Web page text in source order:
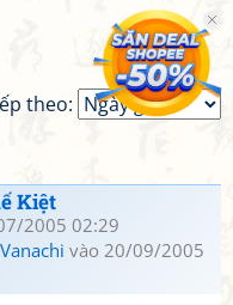
theo:
Kiệt
2005 02:29
Vanachi vào 20/09/2005